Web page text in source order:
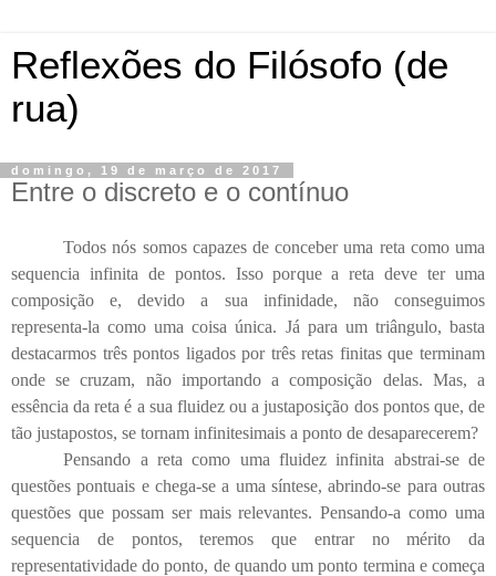
Reflexões do Filósofo (de
rua)
domingo, 19 de março de 2017
Entre o discreto e o contínuo
Todos nós somos capazes de conceber uma reta como uma
sequencia infinita de pontos. Isso porque a reta deve ter uma
composição e, devido a sua infinidade, não conseguimos
representa-la como uma coisa única. Já para um triângulo, basta
destacarmos três pontos ligados por três retas finitas que terminam
onde se cruzam, não importando a composição delas. Mas, a
essência da reta é a sua fluidez ou a justaposição dos pontos que, de
tão justapostos, se tornam infinitesimais a ponto de desaparecerem?
Pensando a reta como uma fluidez infinita abstrai-se de
questões pontuais e chega-se a uma síntese, abrindo-se para outras
questões que possam ser mais relevantes. Pensando-a como uma
sequencia de pontos, teremos que entrar no mérito da
representatividade do ponto, de quando um ponto termina e começa